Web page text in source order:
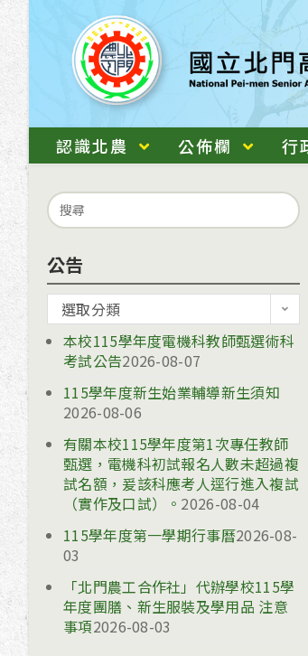
跳
主
要
內
容
認識北農 公佈欄 行
Search
for:
公告
告
選取分類
本校115學年度電機科教師甄選術科
考試公告2026-08-07
115學年度新生始業輔導新生須知
2026-08-06
有關本校115學年度第1次專任教師
甄選，電機科初試報名人數未超過複
試名額，爰該科應考人逕行進入複試
（實作及口試）。 2026-08-04
115學年度第一學期行事曆2026-08-
03
「北門農工合作社」代辦學校115學
年度團膳、新生服裝及學用品 注意
事項2026-08-03